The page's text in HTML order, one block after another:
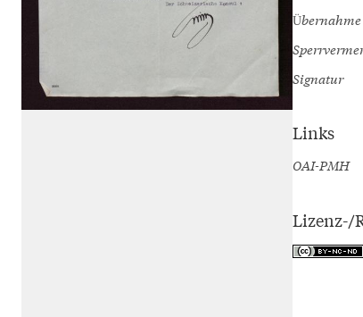
Übernahme
Signatur
Links
OAI-PMH
Lizenz-/